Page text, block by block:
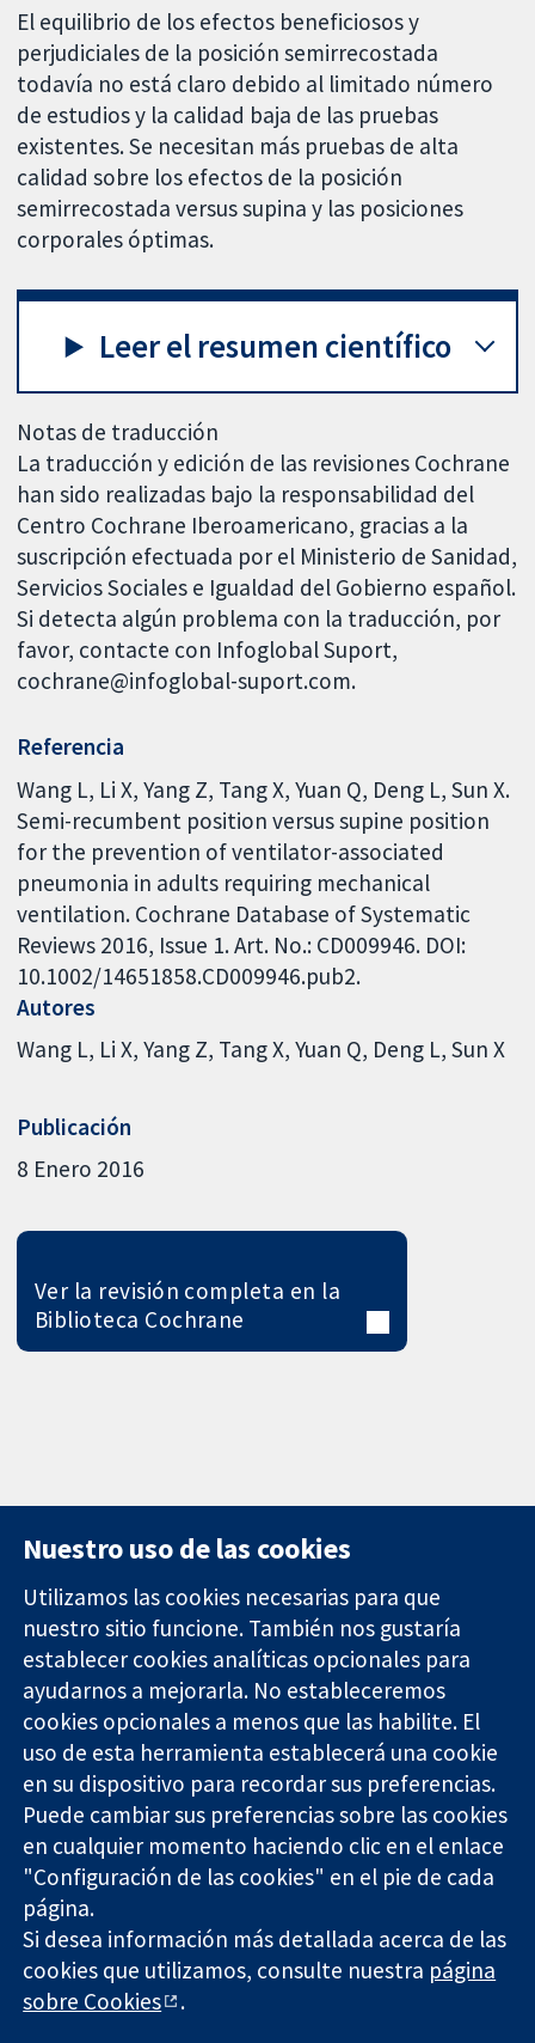
El equilibrio de los efectos beneficiosos y
perjudiciales de la posición semirrecostada
todavía no está claro debido al limitado número
de estudios y la calidad baja de las pruebas
existentes. Se necesitan más pruebas de alta
calidad sobre los efectos de la posición
semirrecostada versus supina y las posiciones
corporales óptimas.
Leer el resumen científico
Notas de traducción
La traducción y edición de las revisiones Cochrane
han sido realizadas bajo la responsabilidad del
Centro Cochrane Iberoamericano, gracias a la
suscripción efectuada por el Ministerio de Sanidad,
Servicios Sociales e Igualdad del Gobierno español.
Si detecta algún problema con la traducción, por
favor, contacte con Infoglobal Suport,
cochrane@infoglobal-suport.com.
Referencia
Wang L, Li X, Yang Z, Tang X, Yuan Q, Deng L, Sun X.
Semi-recumbent position versus supine position
for the prevention of ventilator-associated
pneumonia in adults requiring mechanical
ventilation. Cochrane Database of Systematic
Reviews 2016, Issue 1. Art. No.: CD009946. DOI:
10.1002/14651858.CD009946.pub2.
Autores
Wang L Li X Yang Z Tang X Yuan Q Deng L Sun X
Publicación
8 Enero 2016
Ver la revisión completa en la
Biblioteca Cochrane
Evidencia fiable.
Decisiones
informadas.
Mejor salud.
11-13 Cavendish
Square
Londres
W1G 0AN
Reino Unido
Contacto
Noticias
Prensa
Sobre
nosotros
Empleo
Cochrane
Library
The Cochrane Collaboration is a charity (no. 1045921) and a
company limited by guarantee (no. 03044323) registered in
England & Wales. VAT registration number GB 718 2127 49.
Copyright © 2026 The Cochrane Collaboration
Nuestro uso de las cookies
Utilizamos las cookies necesarias para que
nuestro sitio funcione. También nos gustaría
establecer cookies analíticas opcionales para
ayudarnos a mejorarla. No estableceremos
cookies opcionales a menos que las habilite. El
uso de esta herramienta establecerá una cookie
en su dispositivo para recordar sus preferencias.
Puede cambiar sus preferencias sobre las cookies
en cualquier momento haciendo clic en el enlace
"Configuración de las cookies" en el pie de cada
página.
Si desea información más detallada acerca de las
cookies que utilizamos, consulte nuestra página
sobre Cookies
.